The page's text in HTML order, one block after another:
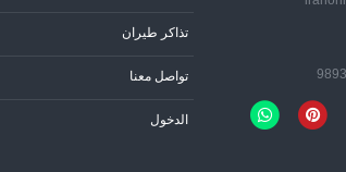
تذاكر طيران
تواصل معنا
الدخول